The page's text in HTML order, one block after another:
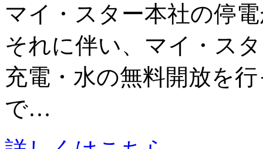
マイ・スター本社の停
それに伴い、マイ・ス
充電・水の無料開放を
で…